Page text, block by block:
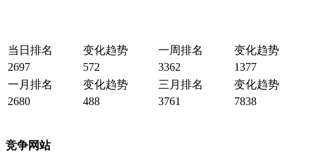
当日排名 变化趋势 一周排名
变化趋势
2697
572 3362
1377
一月排名
变化趋势 三月排名
变化趋势
2680
488 3761 7838
竞争网站